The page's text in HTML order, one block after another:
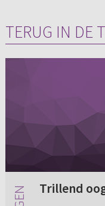
TERUG IN DE
Trillend